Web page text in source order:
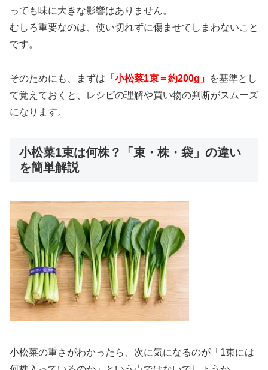
っても味に大きな影響はありません。
むしろ重要なのは、使い切れずに傷ませてしまわないこと
です。
そのためにも、まずは 「小松菜1束＝約200g」 を基準とし
て覚えておくと、レシピの理解や買い物の判断がスムーズ
になります。
小松菜1束は何株？「束・株・袋」の違い
を簡単解説
小松菜の重さがわかったら、次に気になるのが「1束には